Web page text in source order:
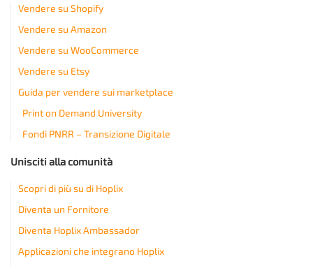
Vendere su Shopify
Vendere su Amazon
Vendere su WooCommerce
Vendere su Etsy
Guida per vendere sui marketplace
Print on Demand University
Fondi PNRR – Transizione Digitale
Unisciti alla comunità
Scopri di più su di Hoplix
Diventa un Fornitore
Diventa Hoplix Ambassador
Applicazioni che integrano Hoplix